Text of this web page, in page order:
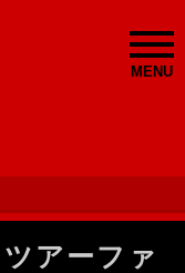
MENU
アーファ